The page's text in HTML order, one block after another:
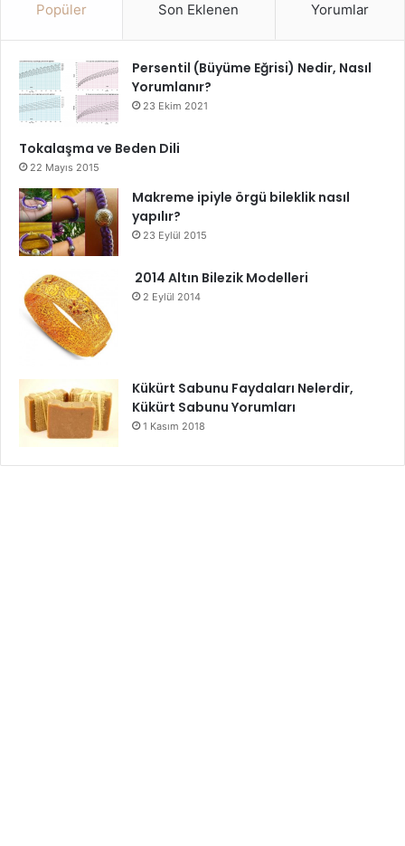
Popüler Son Eklenen Yorumlar
Persentil (Büyüme Eğrisi) Nedir, Nasıl
Yorumlanır?
23 Ekim 2021
Tokalaşma ve Beden Dili
22 Mayıs 2015
Makreme ipiyle örgü bileklik nasıl
yapılır?
23 Eylül 2015
2014 Altın Bilezik Modelleri
2 Eylül 2014
Kükürt Sabunu Faydaları Nelerdir,
Kükürt Sabunu Yorumları
1 Kasım 2018